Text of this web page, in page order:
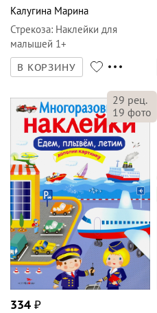
Калугина Марина
Стрекоза: Наклейки для
малышей 1+
В КОРЗИНУ
29 рец.
19 фото
334 ₽